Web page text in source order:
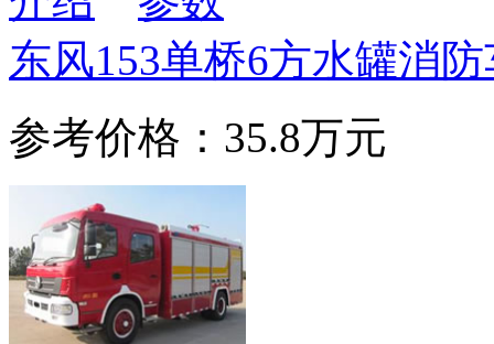
东风153单桥6方水罐消
参考价格：35.8万元